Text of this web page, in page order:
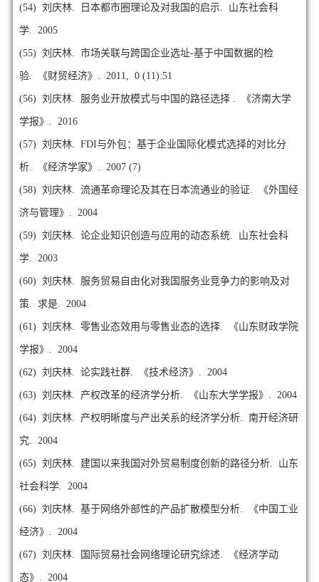
(54) 刘庆林. 日本都市圈理论及对我国的启示. 山东社会科
学. 2005
(55) 刘庆林. 市场关联与跨国企业选址-基于中国数据的检
验. 《财贸经济》. 2011, 0 (11):51
(56) 刘庆林. 服务业开放模式与中国的路径选择 . 《济南大学
学报》. 2016
(57) 刘庆林. FDI与外包：基于企业国际化模式选择的对比分
析. 《经济学家》. 2007 (7)
(58) 刘庆林. 流通革命理论及其在日本流通业的验证. 《外国经
济与管理》. 2004
(59) 刘庆林. 论企业知识创造与应用的动态系统. 山东社会科
学. 2003
(60) 刘庆林. 服务贸易自由化对我国服务业竞争力的影响及对
策. 求是. 2004
(61) 刘庆林. 零售业态效用与零售业态的选择. 《山东财政学院
学报》. 2004
(62) 刘庆林. 论实践社群. 《技术经济》. 2004
(63) 刘庆林. 产权改革的经济学分析. 《山东大学学报》. 2004
(64) 刘庆林. 产权明晰度与产出关系的经济学分析. 南开经济研
究. 2004
(65) 刘庆林. 建国以来我国对外贸易制度创新的路径分析. 山东
社会科学. 2004
(66) 刘庆林. 基于网络外部性的产品扩散模型分析. 《中国工业
经济》. 2004
(67) 刘庆林. 国际贸易社会网络理论研究综述. 《经济学动
态》. 2004